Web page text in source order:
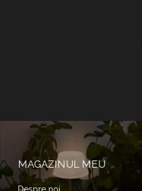
MAGAZINUL MEU